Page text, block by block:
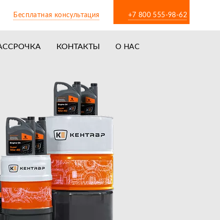
Бесплатная консультация +7 800 555-98-62
КОНТАКТЫ
О НАС